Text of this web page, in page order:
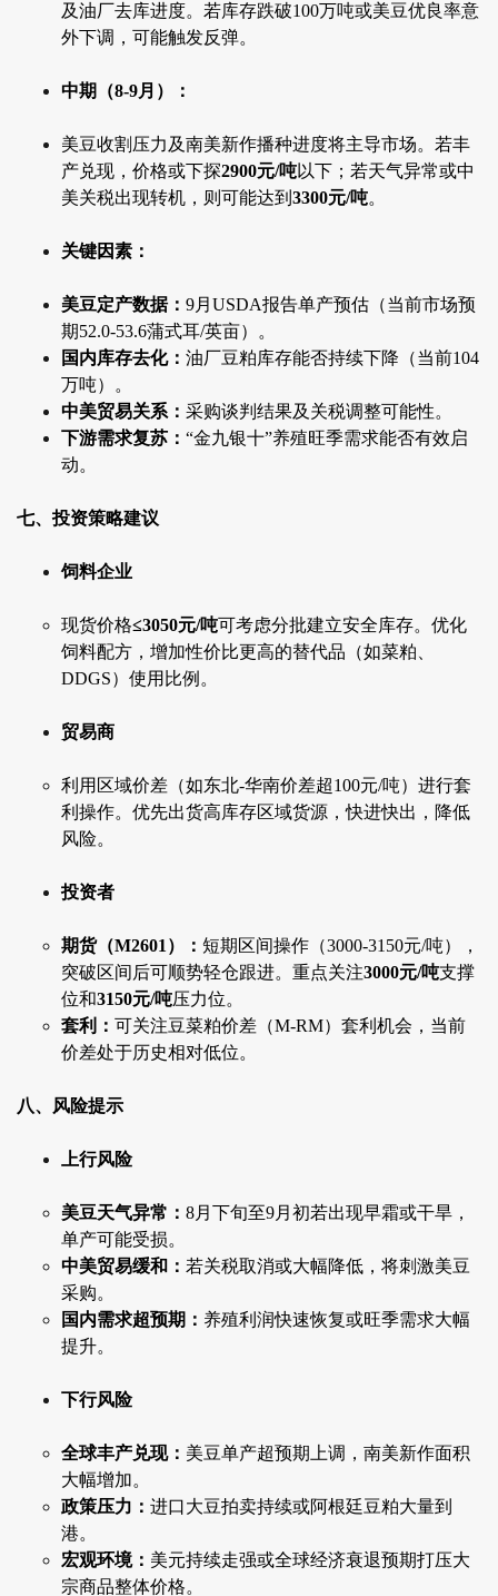
及油厂去库进度。若库存跌破100万吨或美豆优良率意
外下调，可能触发反弹。
中期（8-9月）：
美豆收割压力及南美新作播种进度将主导市场。若丰
产兑现，价格或下探2900元/吨以下；若天气异常或中
美关税出现转机，则可能达到 3300元/吨。
关键因素：
美豆定产数据： 9月USDA报告单产预估（当前市场预
期52.0-53.6蒲式耳/英亩）。
国内库存去化： 油厂豆粕库存能否持续下降（当前104
万吨）。
中美贸易关系： 采购谈判结果及关税调整可能性。
下游需求复苏： “金九银十”养殖旺季需求能否有效启
动。
七、投资策略建议
饲料企业
现货价格≤3050元/吨可考虑分批建立安全库存。优化
饲料配方，增加性价比更高的替代品（如菜粕、
DDGS）使用比例。
贸易商
利用区域价差（如东北-华南价差超100元/吨）进行套
利操作。优先出货高库存区域货源，快进快出，降低
风险。
投资者
期货（M2601）： 短期区间操作（3000-3150元/吨），
突破区间后可顺势轻仓跟进。重点关注3000元/吨支撑
位和3150元/吨压力位。
套利： 可关注豆菜粕价差（M-RM）套利机会，当前
价差处于历史相对低位。
八、风险提示
上行风险
美豆天气异常： 8月下旬至9月初若出现早霜或干旱，
单产可能受损。
中美贸易缓和： 若关税取消或大幅降低，将刺激美豆
采购。
国内需求超预期： 养殖利润快速恢复或旺季需求大幅
提升。
下行风险
全球丰产兑现： 美豆单产超预期上调，南美新作面积
大幅增加。
政策压力： 进口大豆拍卖持续或阿根廷豆粕大量到
港。
宏观环境： 美元持续走强或全球经济衰退预期打压大
宗商品整体价格。